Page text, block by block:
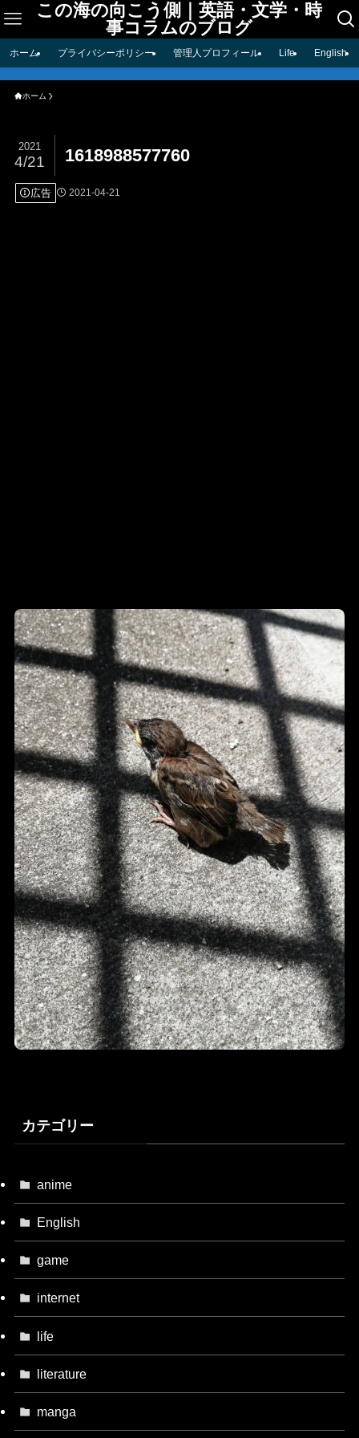
この海の向こう側｜英語・文学・時
事コラムのブログ
ホーム プライバシーポリシー 管理人プロフィール Life English
ホーム
1618988577760
2021
4/21
広告 2021-04-21
カテゴリー
anime
English
game
internet
life
literature
manga